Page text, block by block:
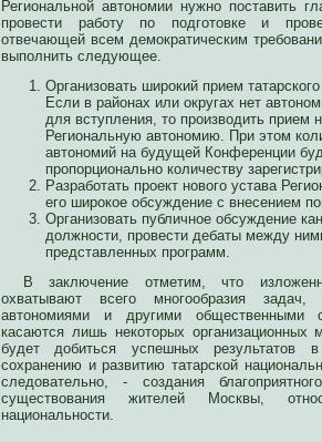
Региональной автономии нужно поставить
провести работу по подготовке и
отвечающей всем демократическим
выполнить следующее.
Организовать широкий прием
Если в районах или округах нет
для вступления, то производить прием
Региональную автономию. При этом
автономий на будущей Конференции
пропорционально количеству
Разработать проект нового устава
его широкое обсуждение с внесением
Организовать публичное обсуждение
должности, провести дебаты между
представленных программ.
В заключение отметим, что
охватывают всего многообразия
автономиями и другими общественными
касаются лишь некоторых организационных
будет добиться успешных результатов
сохранению и развитию татарской
следовательно, - создания
существования жителей Москвы,
национальности.